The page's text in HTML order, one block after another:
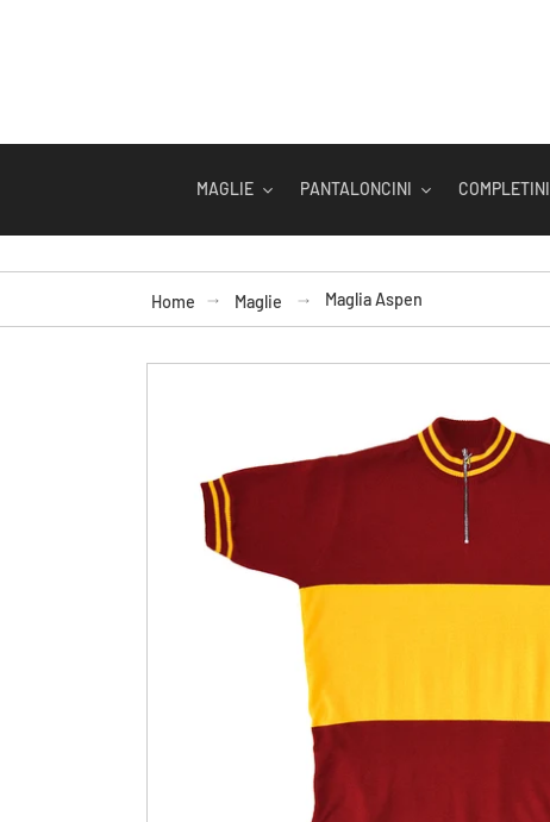
MAGLIE PANTALONCINI COMPLETINI
Home Maglie Maglia Aspen